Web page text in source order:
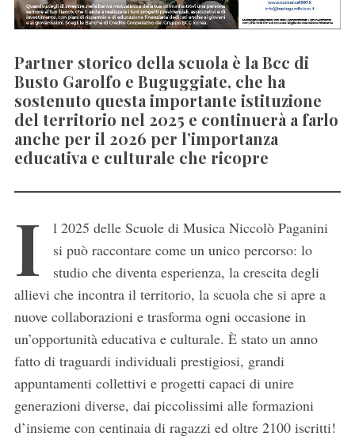
Partner storico della scuola è la Bcc di
Busto Garolfo e Buguggiate, che ha
sostenuto questa importante istituzione
del territorio nel 2025 e continuerà a farlo
anche per il 2026 per l’importanza
educativa e culturale che ricopre
I
l 2025 delle Scuole di Musica Niccolò Paganini
si può raccontare come un unico percorso: lo
studio che diventa esperienza, la crescita degli
allievi che incontra il territorio, la scuola che si apre a
nuove collaborazioni e trasforma ogni occasione in
un’opportunità educativa e culturale. È stato un anno
fatto di traguardi individuali prestigiosi, grandi
appuntamenti collettivi e progetti capaci di unire
generazioni diverse, dai piccolissimi alle formazioni
d’insieme con centinaia di ragazzi ed oltre 2100 iscritti!